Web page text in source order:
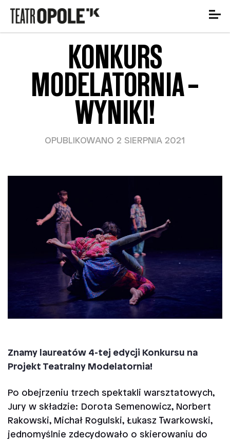
KONKURS
MODELATORNIA –
WYNIKI!
OPUBLIKOWANO 2 SIERPNIA 2021
Znamy laureatów 4-tej edycji Konkursu na
Projekt Teatralny Modelatornia!
Po obejrzeniu trzech spektakli warsztatowych,
Jury w składzie: Dorota Semenowicz, Norbert
Rakowski, Michał Rogulski, Łukasz Twarkowski,
jednomyślnie zdecydowało o skierowaniu do